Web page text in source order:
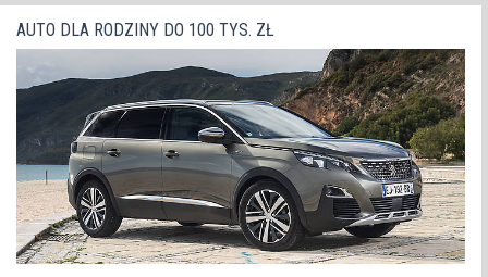
AUTO DLA RODZINY DO 100 TYS. ZŁ